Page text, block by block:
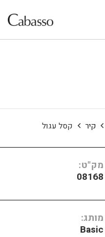
קיר קסל עגול
מק"ט:
08168
מותג:
Basic